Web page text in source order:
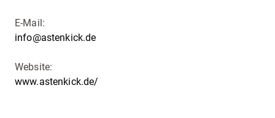
E-Mail:
info@astenkick.de
Website:
www.astenkick.de/